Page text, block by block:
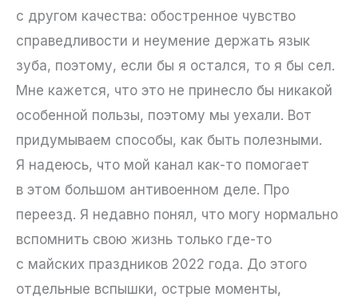
с другом качества: обостренное чувство
справедливости и неумение держать язык
зуба, поэтому, если бы я остался, то я бы сел.
Мне кажется, что это не принесло бы никакой
особенной пользы, поэтому мы уехали. Вот
придумываем способы, как быть полезными.
Я надеюсь, что мой канал как-то помогает
в этом большом антивоенном деле. Про
переезд. Я недавно понял, что могу нормально
вспомнить свою жизнь только где-то
с майских праздников 2022 года. До этого
отдельные вспышки, острые моменты,